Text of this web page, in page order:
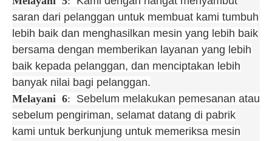
saran dari pelanggan untuk membuat kami tumbuh
lebih baik dan menghasilkan mesin yang lebih baik
bersama dengan memberikan layanan yang lebih
baik kepada pelanggan, dan menciptakan lebih
banyak nilai bagi pelanggan.
Melayani 6: Sebelum melakukan pemesanan atau
sebelum pengiriman, selamat datang di pabrik
kami untuk berkunjung untuk memeriksa mesin